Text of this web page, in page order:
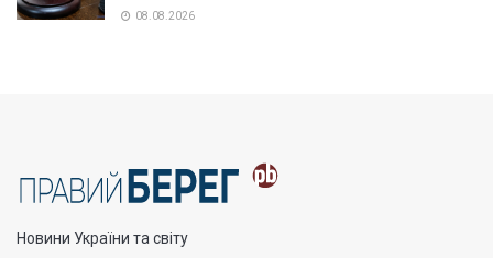
08.08.2026
Новини України та світу